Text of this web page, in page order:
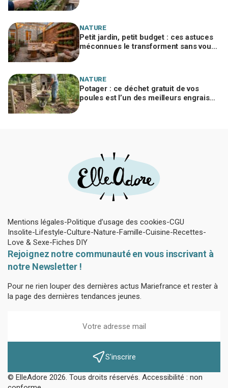
NATURE
Petit jardin, petit budget : ces astuces
méconnues le transforment sans vous
NATURE
Potager : ce déchet gratuit de vos
poules est l’un des meilleurs engrais
Mentions légales Politique d’usage des cookies CGU
Insolite Lifestyle Culture Nature Famille Cuisine Recettes
Love & Sexe Fiches DIY
Rejoignez notre communauté en vous inscrivant à
notre Newsletter !
Pour ne rien louper des dernières actus Mariefrance et rester à
la page des dernières tendances jeunes.
S'inscrire
© ElleAdore 2026. Tous droits réservés. Accessibilité : non